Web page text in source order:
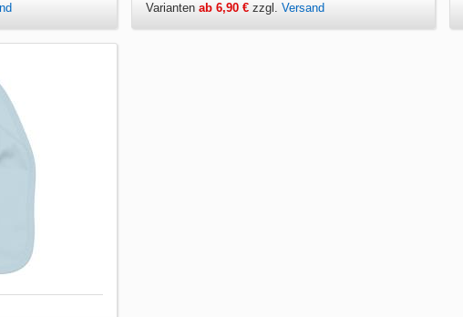
Varianten ab 6,90 €zzgl. Versand